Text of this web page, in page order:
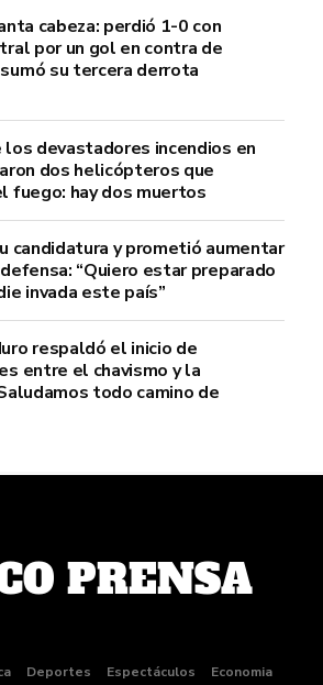
cabeza: perdió 1-0 con
por un gol en contra de
su tercera derrota
los devastadores incendios en
dos helicópteros que
fuego: hay dos muertos
candidatura y prometió aumentar
“Quiero estar preparado
invada este país”
respaldó el inicio de
entre el chavismo y la
todo camino de
Deportes Espectáculos
Economia